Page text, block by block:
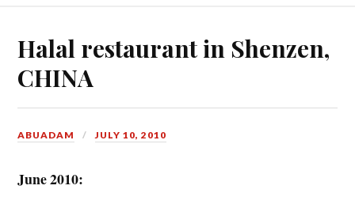
Halal restaurant in Shenzen,
CHINA
ABUADAM JULY 10, 2010
June 2010: